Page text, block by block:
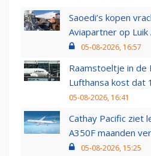
Saoedi’s kopen
Aviapartner op
05-08-2026, 16:57
Raamstoeltje in de
Lufthansa kost dat
05-08-2026, 16:41
Cathay Pacific ziet
A350F maanden
05-08-2026, 15:25